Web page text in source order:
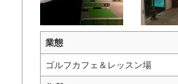
業態
ゴルフカフェ＆レッスン場